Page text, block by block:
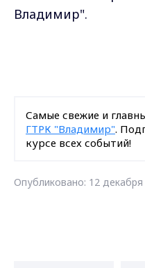
Владимир".
Самые свежие и
ГТРК "Владимир".
курсе всех событий!
Опубликовано: 12